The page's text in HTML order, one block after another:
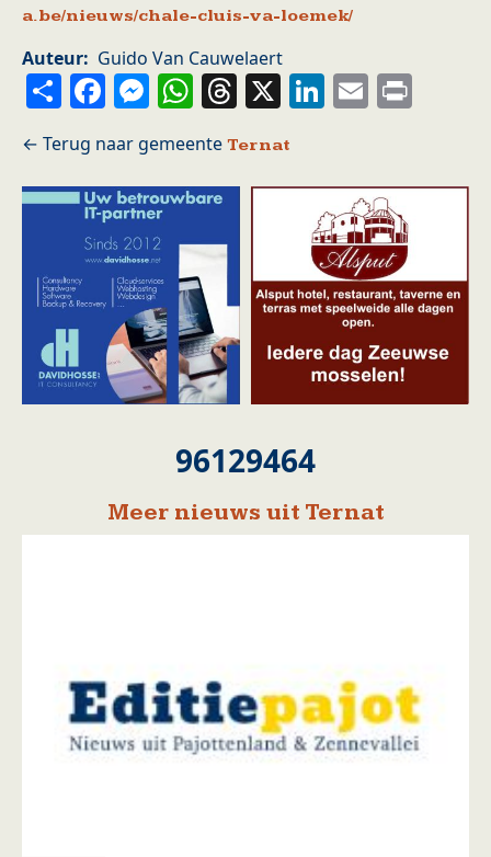
a.be/nieuws/chale-cluis-va-loemek/
Auteur Guido Van Cauwelaert
ShareFacebook
Messenger
WhatsApp
Threads
X LinkedIn
Email
Ternat
96129464
Meer nieuws uit Ternat